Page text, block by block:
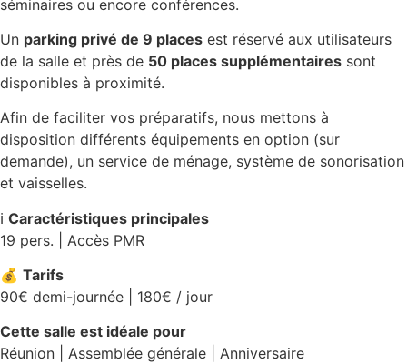
séminaires ou encore conférences.
Un parking privé de 9 places est réservé aux utilisateurs
de la salle et près de 50 places supplémentaires sont
disponibles à proximité.
Afin de faciliter vos préparatifs, nous mettons à
disposition différents équipements en option (sur
demande), un service de ménage, système de sonorisation
et vaisselles.
ℹ️ Caractéristiques principales
19 pers. | Accès PMR
💰 Tarifs
90€ demi-journée | 180€ / jour
Cette salle est idéale pour
Réunion | Assemblée générale | Anniversaire